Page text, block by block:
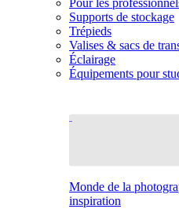
Pour les
Supports de stockage
Trépieds
Valises & sacs de
Éclairage
Équipements pour
Monde de la
inspiration